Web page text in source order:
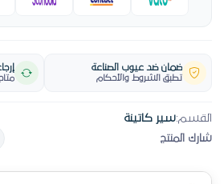
ضمان ضد عيوب الصناعة
تطبق الشروط والأحكام
القسم:سير كاتينة
شارك المنتج